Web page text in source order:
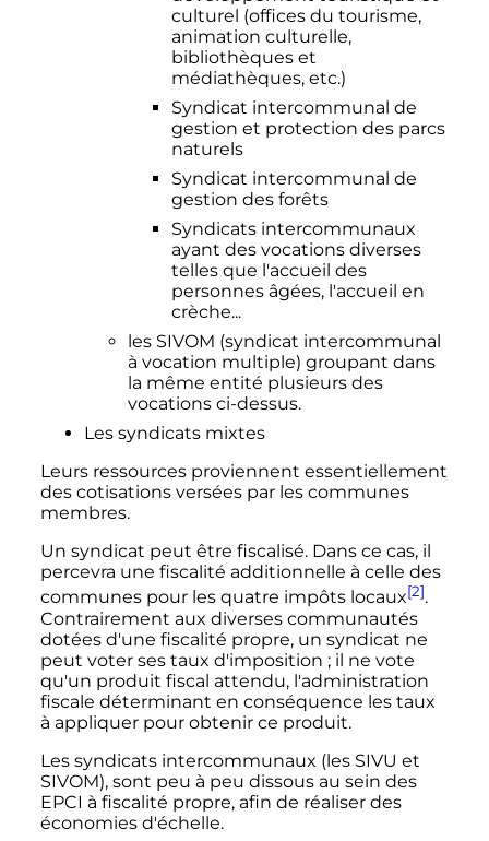
culturel (offices du tourisme,
animation culturelle,
bibliothèques et
médiathèques, etc.)
Syndicat intercommunal de
gestion et protection des parcs
naturels
Syndicat intercommunal de
gestion des forêts
Syndicats intercommunaux
ayant des vocations diverses
telles que l'accueil des
personnes âgées, l'accueil en
crèche...
les SIVOM (syndicat intercommunal
à vocation multiple) groupant dans
la même entité plusieurs des
vocations ci-dessus.
Les syndicats mixtes
Leurs ressources proviennent essentiellement
des cotisations versées par les communes
membres.
Un syndicat peut être fiscalisé. Dans ce cas, il
percevra une fiscalité additionnelle à celle des
communes pour les quatre impôts locaux[2].
Contrairement aux diverses communautés
dotées d'une fiscalité propre, un syndicat ne
peut voter ses taux d'imposition ; il ne vote
qu'un produit fiscal attendu, l'administration
fiscale déterminant en conséquence les taux
à appliquer pour obtenir ce produit.
Les syndicats intercommunaux (les SIVU et
SIVOM), sont peu à peu dissous au sein des
EPCI à fiscalité propre, afin de réaliser des
économies d'échelle.